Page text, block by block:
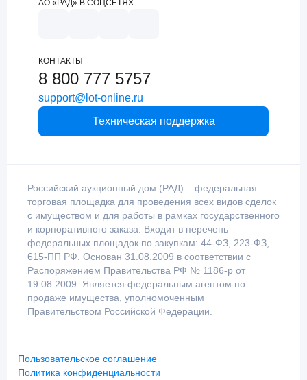
АО «РАД» В СОЦСЕТЯХ
КОНТАКТЫ
8 800 777 5757
support@lot-online.ru
Техническая поддержка
Российский аукционный дом (РАД) – федеральная
торговая площадка для проведения всех видов сделок
с имуществом и для работы в рамках государственного
и корпоративного заказа. Входит в перечень
федеральных площадок по закупкам: 44-ФЗ, 223-ФЗ,
615-ПП РФ. Основан 31.08.2009 в соответствии с
Распоряжением Правительства РФ № 1186-р от
19.08.2009. Является федеральным агентом по
продаже имущества, уполномоченным
Правительством Российской Федерации.
Пользовательское соглашение
Политика конфиденциальности